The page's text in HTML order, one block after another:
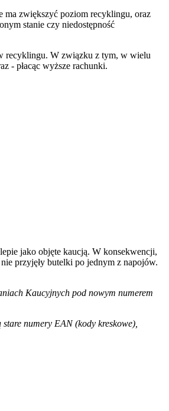
ma zwiększyć poziom recyklingu, oraz
stanie czy niedostępność
recyklingu. W związku z tym, w wielu
- płacąc wyższe rachunki.
jako objęte kaucją. W konsekwencji,
przyjęły butelki po jednym z napojów.
Kaucyjnych pod nowym numerem
numery EAN (kody kreskowe),